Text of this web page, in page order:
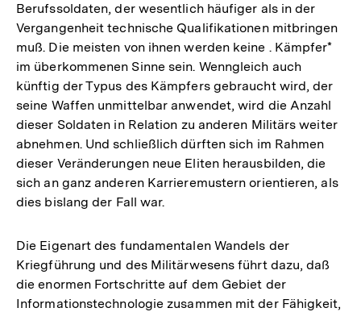
Berufssoldaten, der wesentlich häufiger als in der
Vergangenheit technische Qualifikationen mitbringen
muß. Die meisten von ihnen werden keine . Kämpfer*
im überkommenen Sinne sein. Wenngleich auch
künftig der Typus des Kämpfers gebraucht wird, der
seine Waffen unmittelbar anwendet, wird die Anzahl
dieser Soldaten in Relation zu anderen Militärs weiter
abnehmen. Und schließlich dürften sich im Rahmen
dieser Veränderungen neue Eliten herausbilden, die
sich an ganz anderen Karrieremustern orientieren, als
dies bislang der Fall war.
Die Eigenart des fundamentalen Wandels der
Kriegführung und des Militärwesens führt dazu, daß
die enormen Fortschritte auf dem Gebiet der
Informationstechnologie zusammen mit der Fähigkeit,